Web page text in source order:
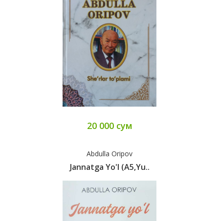
20 000 сум
Abdulla Oripov
Jannatga Yo'l (A5,yu..